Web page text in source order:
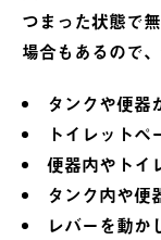
つまった状態で
場合もあるので
タンクや便器
トイレット
便器内やトイ
タンク内や便
レバーを動か